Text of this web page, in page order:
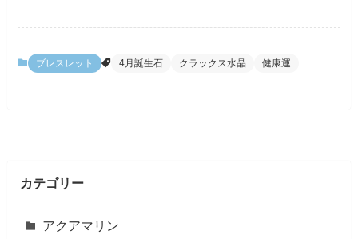
ブレスレット 4月誕生石 クラックス水晶 健康運
カテゴリー
アクアマリン